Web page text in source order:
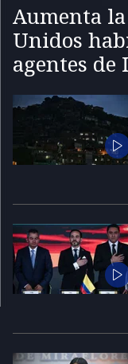
Aumenta
Unidos
agentes